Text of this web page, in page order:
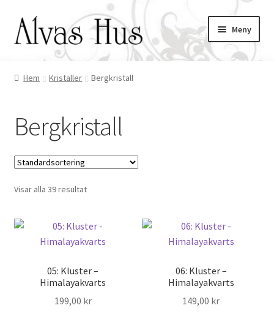
Hoppa
till
navigering
Hoppa
till
Meny
Hem Kristaller Bergkristall
Bergkristall
Visar alla 39 resultat
05: Kluster –
Himalayakvarts
199,00 kr
06: Kluster –
Himalayakvarts
149,00 kr